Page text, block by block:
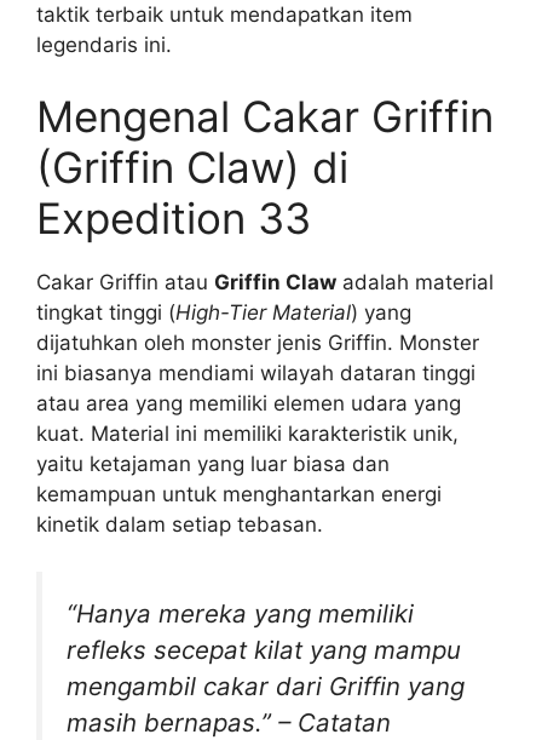
taktik terbaik untuk mendapatkan item
legendaris ini.
Mengenal Cakar Griffin
(Griffin Claw) di
Expedition 33
Cakar Griffin atau Griffin Claw adalah material
tingkat tinggi (High-Tier Material) yang
dijatuhkan oleh monster jenis Griffin. Monster
ini biasanya mendiami wilayah dataran tinggi
atau area yang memiliki elemen udara yang
kuat. Material ini memiliki karakteristik unik,
yaitu ketajaman yang luar biasa dan
kemampuan untuk menghantarkan energi
kinetik dalam setiap tebasan.
“Hanya mereka yang memiliki
refleks secepat kilat yang mampu
mengambil cakar dari Griffin yang
masih bernapas.” – Catatan